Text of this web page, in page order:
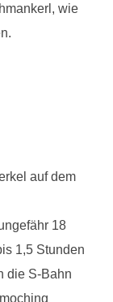
wie
18
1,5 Stunden
die S-Bahn